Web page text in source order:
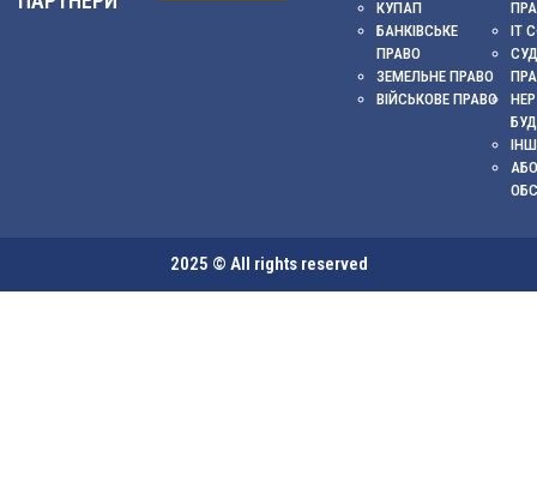
КУПАП
БАНКІВСЬКЕ
ПРАВО
ЗЕМЕЛЬНЕ ПРАВО
ВІЙСЬКОВЕ ПРАВО
ІТ
2025 © All rights reserved